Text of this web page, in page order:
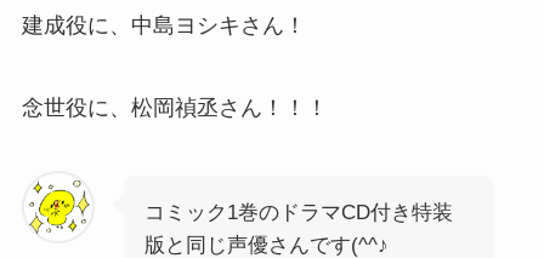
建成役に、中島ヨシキさん！
念世役に、松岡禎丞さん！！！
コミック1巻のドラマCD付き特装
版と同じ声優さんです(^^♪